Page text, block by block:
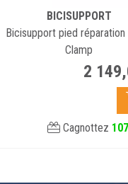
BICISUPPORT
Bicisupport pied
Clamp
2 149,
Cagnottez 107